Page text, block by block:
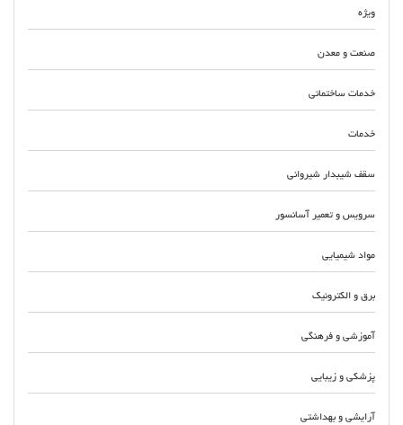
ویژه
صنعت و معدن
خدمات ساختمانی
خدمات
سقف شیبدار شیروانی
سرویس و تعمیر آسانسور
مواد شیمیایی
برق و الکترونیک
آموزشی و فرهنگی
پزشکی و زیبایی
آرایشی و بهداشتی